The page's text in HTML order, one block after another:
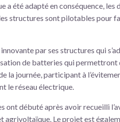
a été adapté en conséquence, les
structures sont pilotables pour
par ses structures qui
de batteries qui
la journée, participant à
le réseau électrique.
ont débuté après avoir recueilli
agrivoltaïque. Le projet est